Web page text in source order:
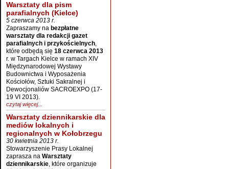
Warsztaty dla pism
parafialnych (Kielce)
5 czerwca 2013 r.
Zapraszamy na bezpłatne
warsztaty dla redakcji gazet
parafialnych i przykościelnych,
które odbędą się 18 czerwca 2013
r. w Targach Kielce w ramach XIV
Międzynarodowej Wystawy
Budownictwa i Wyposażenia
Kościołów, Sztuki Sakralnej i
Dewocjonaliów SACROEXPO (17-
19 VI 2013).
czytaj więcej...
Warsztaty dziennikarskie dla
mediów lokalnych i
regionalnych w Kołobrzegu
30 kwietnia 2013 r.
Stowarzyszenie Prasy Lokalnej
zaprasza na Warsztaty
dziennikarskie, które organizuje